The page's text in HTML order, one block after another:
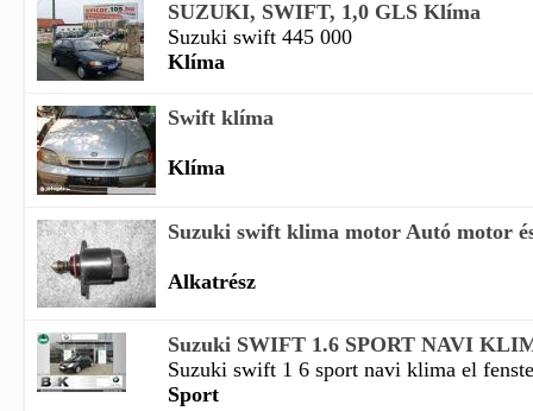
SUZUKI, SWIFT, 1,0 GLS Klíma
Suzuki swift 445 000
Klíma
Swift klíma
Klíma
Suzuki swift klima motor Autó motor
Alkatrész
Suzuki SWIFT 1.6 SPORT NAVI
Suzuki swift 1 6 sport navi klima el
Sport